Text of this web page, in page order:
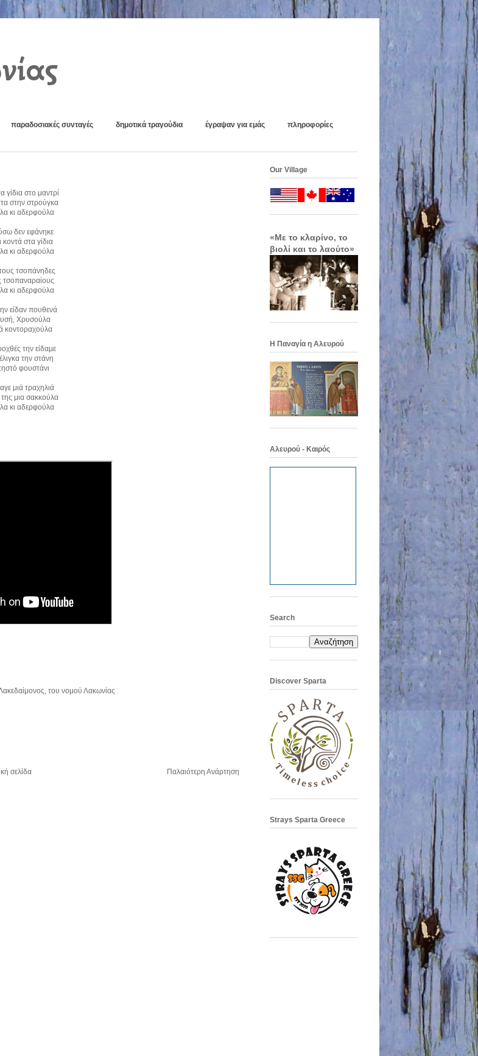
παραδοσιακές συνταγές δημοτικά τραγούδια έγραψαν για εμάς πληροφορίες
γίδια στο μαντρί
στην στρούγκα
κι αδερφούλα
δεν εφάνηκε
κοντά στα γίδια
κι αδερφούλα
τσοπάνηδες
τσοπαναραίους
κι αδερφούλα
είδαν πουθενά
Χρυσούλα
κοντοραχούλα
την είδαμε
την στάνη
φουστάνι
μιά τραχηλιά
της μια σακκούλα
κι αδερφούλα
του νομού Λακωνίας
Παλαιότερη Ανάρτηση
σελίδα
Our Village
«Με το κλαρίνο, το
βιολί και το λαούτο»
Η Παναγία η Αλευρού
Αλευρού - Καιρός
Search
Discover Sparta
Strays Sparta Greece